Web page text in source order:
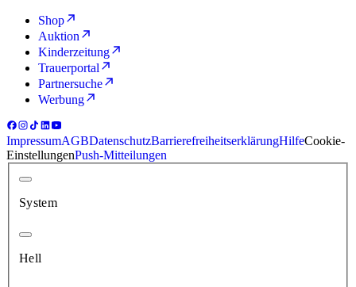
Shop
Auktion
Kinderzeitung
Trauerportal
Partnersuche
Werbung
ImpressumAGBDatenschutzBarrierefreiheitserklärungHilfeCookie-
EinstellungenPush-Mitteilungen
System
Hell